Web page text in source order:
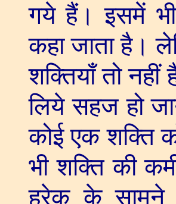
गये हैं। इसमें
कहा जाता है।
शक्तियाँ तो नहीं
लिये सहज हो
कोई एक शक्ति
भी शक्ति की
हरेक के सामने